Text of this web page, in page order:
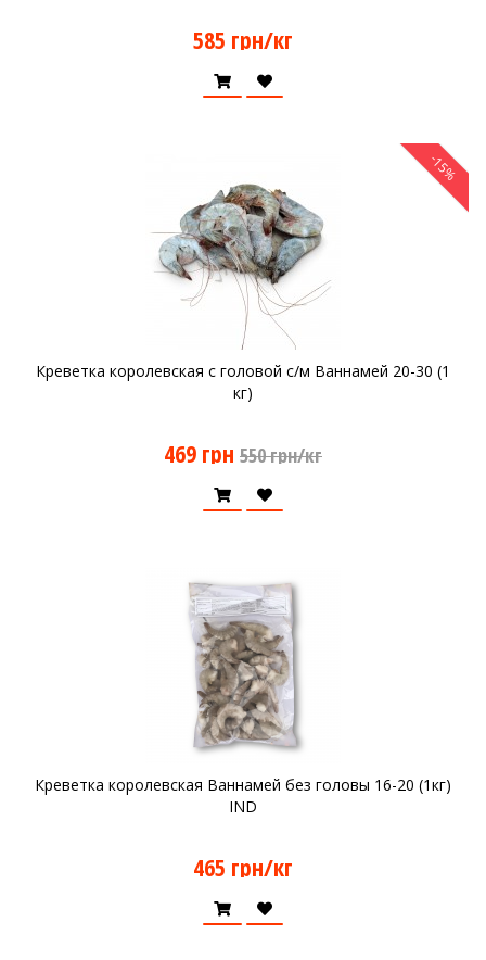
585 грн/кг
-15%
Креветка королевская с головой с/м Ваннамей 20-30 (1
кг)
469 грн 550 грн/кг
Креветка королевская Ваннамей без головы 16-20 (1кг)
IND
465 грн/кг